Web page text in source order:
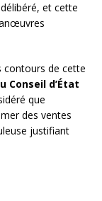
et cette
contours de cette
Conseil d’État
que
des ventes
justifiant